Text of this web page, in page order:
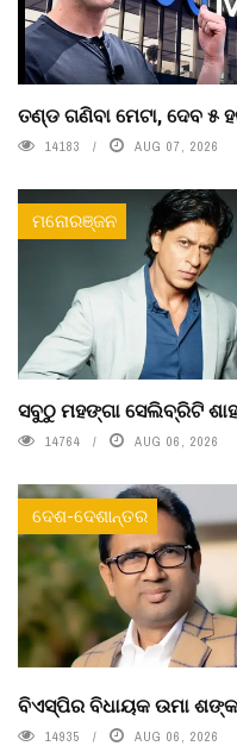
ତଣ୍ଡ ଗଣିବା ମେଟା, ଦେବ ୫
14183 AUG 07, 2026
ମନୋରଞ୍ଜନ
ସବୁଠୁ ମହଙ୍ଗା ସେଲିବ୍ରିଟି
14764 AUG 06, 2026
ଦେଶ-ଦେଶାନ୍ତର
ବିଏସ୍‌ପିର ବିଧାୟକ ଉମା
14935 AUG 06, 2026